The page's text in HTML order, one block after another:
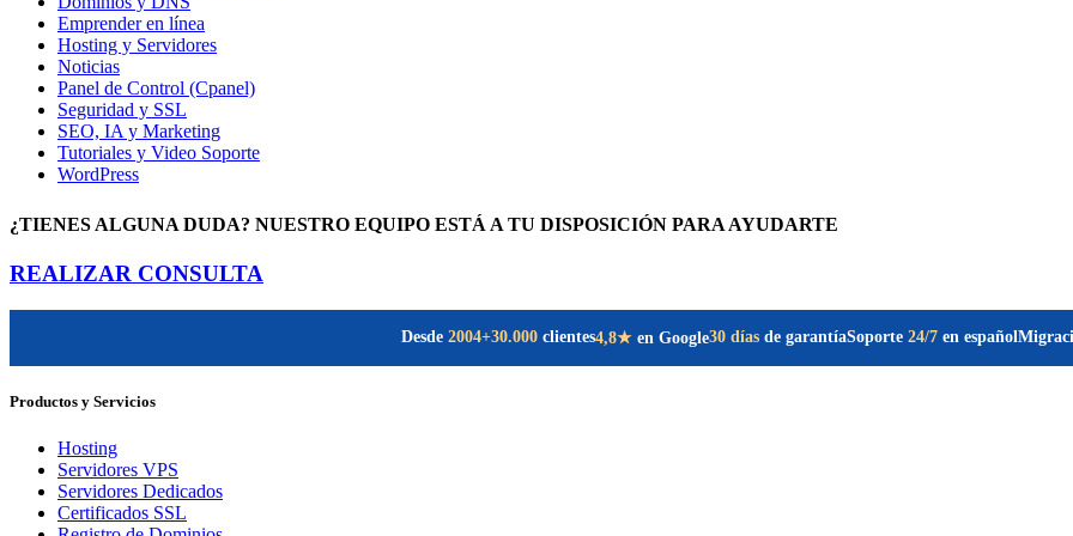
Emprender en línea
Hosting y Servidores
Noticias
Panel de Control (Cpanel)
Seguridad y SSL
SEO, IA y Marketing
Tutoriales y Video Soporte
WordPress
¿TIENES ALGUNA DUDA? NUESTRO EQUIPO ESTÁ A TU DISPOSICIÓN PARA AYUDARTE
REALIZAR CONSULTA
Desde 2004+30.000 clientes4,8★ en Google30 días de garantíaSoporte 24/7 en español
Productos y Servicios
Hosting
Servidores VPS
Servidores Dedicados
Certificados SSL